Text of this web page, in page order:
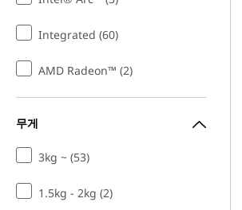
Integrated (60)
AMD Radeon™ (2)
무게
3kg ~ (53)
1.5kg - 2kg (2)